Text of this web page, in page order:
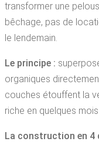
transformer une
bêchage, pas de
le lendemain.
Le principe :
organiques
couches étouffent la
riche en quelques
La construction en 4